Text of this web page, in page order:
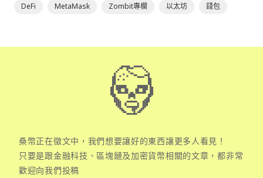
DeFi MetaMask Zombit專欄 以太坊 錢包
桑幣正在徵文中，我們想要讓好的東西讓更多人看見！
只要是跟金融科技、區塊鏈及加密貨幣相關的文章，都非常
歡迎向我們投稿